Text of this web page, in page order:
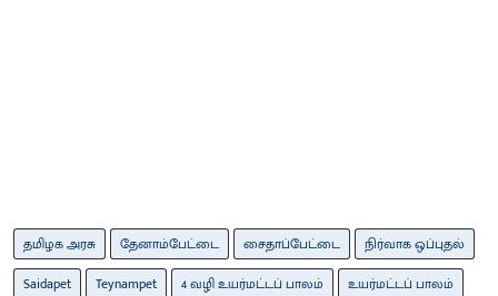
தமிழக அரசு தேனாம்பேட்டை சைதாப்பேட்டை
நிர்வாக ஒப்புதல்
Saidapet
Teynampet 4 வழி உயர்மட்டப் பாலம்
உயர்மட்டப் பாலம்